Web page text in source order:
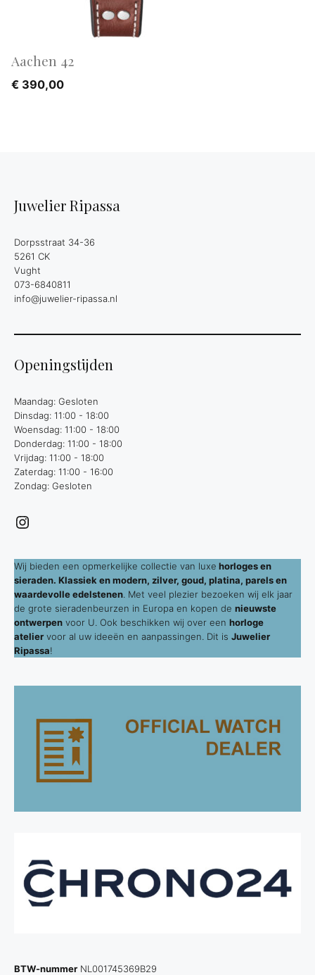
Aachen 42
€ 390,00
Juwelier Ripassa
Dorpsstraat 34-36
5261 CK
Vught
073-6840811
info@juwelier-ripassa.nl
Openingstijden
Maandag: Gesloten
Dinsdag: 11:00 - 18:00
Woensdag: 11:00 - 18:00
Donderdag: 11:00 - 18:00
Vrijdag: 11:00 - 18:00
Zaterdag: 11:00 - 16:00
Zondag: Gesloten
Instagram
Wij bieden een opmerkelijke collectie van luxe horloges en
sieraden. Klassiek en modern, zilver, goud, platina, parels en
waardevolle edelstenen . Met veel plezier bezoeken wij elk jaar
de grote sieradenbeurzen in Europa en kopen de nieuwste
ontwerpen voor U. Ook beschikken wij over een horloge
atelier voor al uw ideeën en aanpassingen. Dit is Juwelier
Ripassa!
BTW-nummer NL001745369B29